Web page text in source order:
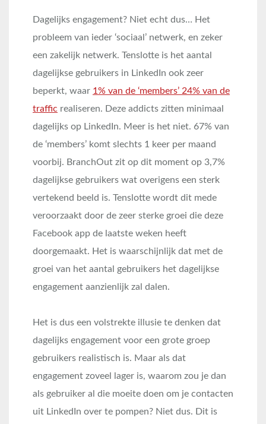
Dagelijks engagement? Niet echt dus… Het
probleem van ieder ‘sociaal’ netwerk, en zeker
een zakelijk netwerk. Tenslotte is het aantal
dagelijkse gebruikers in LinkedIn ook zeer
beperkt, waar 1% van de ‘members’ 24% van de
traffic realiseren. Deze addicts zitten minimaal
dagelijks op LinkedIn. Meer is het niet. 67% van
de ‘members’ komt slechts 1 keer per maand
voorbij. BranchOut zit op dit moment op 3,7%
dagelijkse gebruikers wat overigens een sterk
vertekend beeld is. Tenslotte wordt dit mede
veroorzaakt door de zeer sterke groei die deze
Facebook app de laatste weken heeft
doorgemaakt. Het is waarschijnlijk dat met de
groei van het aantal gebruikers het dagelijkse
engagement aanzienlijk zal dalen.
Het is dus een volstrekte illusie te denken dat
dagelijks engagement voor een grote groep
gebruikers realistisch is. Maar als dat
engagement zoveel lager is, waarom zou je dan
als gebruiker al die moeite doen om je contacten
uit LinkedIn over te pompen? Niet dus. Dit is